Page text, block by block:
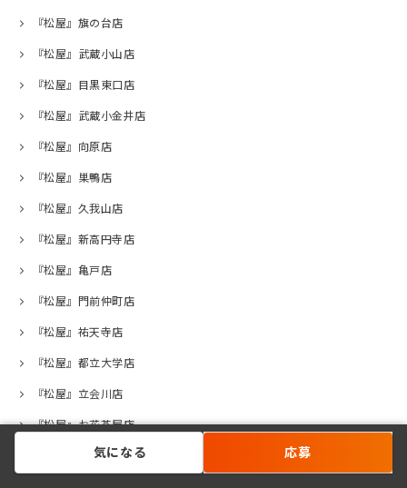
『松屋』旗の台店
『松屋』武蔵小山店
『松屋』目黒東口店
『松屋』武蔵小金井店
『松屋』向原店
『松屋』巣鴨店
『松屋』久我山店
『松屋』新高円寺店
『松屋』亀戸店
『松屋』門前仲町店
『松屋』祐天寺店
『松屋』都立大学店
『松屋』立会川店
『松屋』お花茶屋店
『松屋』荻窪西口店
気になる 応募